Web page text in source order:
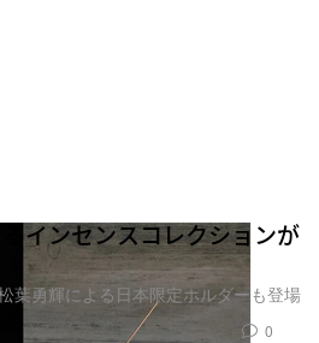
インセンスコレクションが
葉勇輝による日本限定ホルダーも登場
0